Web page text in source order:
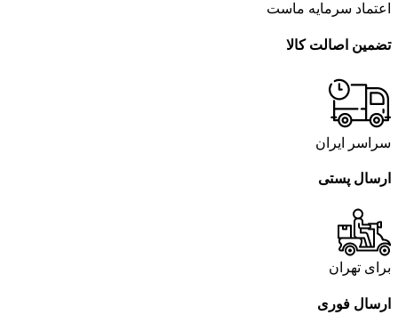
اعتماد سرمایه ماست
تضمین اصالت کالا
سراسر ایران
ارسال پستی
برای تهران
ارسال فوری